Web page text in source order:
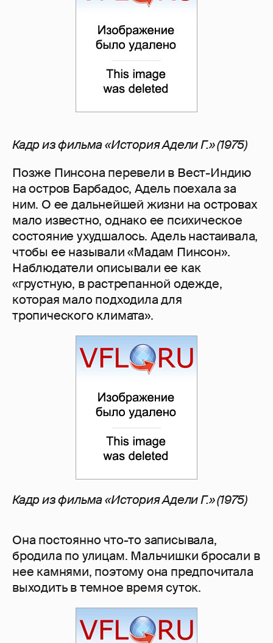
Кадр из фильма «История Адели Г.» (1975)
Позже Пинсона перевели в Вест-Индию
на остров Барбадос, Адель поехала за
ним. О ее дальнейшей жизни на островах
мало известно, однако ее психическое
состояние ухудшалось. Адель настаивала,
чтобы ее называли «Мадам Пинсон».
Наблюдатели описывали ее как
«грустную, в растрепанной одежде,
которая мало подходила для
тропического климата».
Кадр из фильма «История Адели Г.» (1975)
Она постоянно что-то записывала,
бродила по улицам. Мальчишки бросали в
нее камнями, поэтому она предпочитала
выходить в темное время суток.